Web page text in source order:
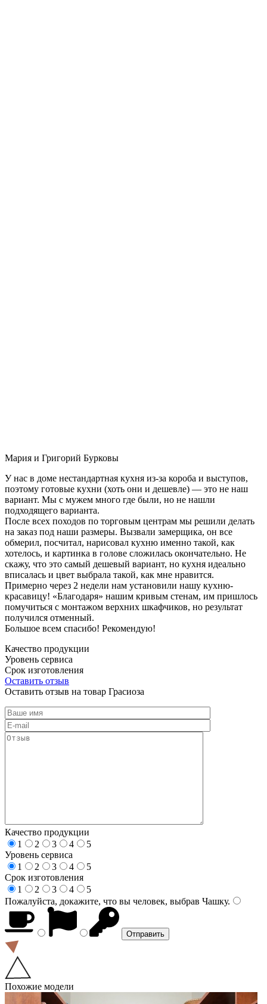
Мария и Григорий Бурковы
У нас в доме нестандартная кухня из-за короба и выступов,
поэтому готовые кухни (хоть они и дешевле) — это не наш
вариант. Мы с мужем много где были, но не нашли
подходящего варианта.
После всех походов по торговым центрам мы решили делать
на заказ под наши размеры. Вызвали замерщика, он все
обмерил, посчитал, нарисовал кухню именно такой, как
хотелось, и картинка в голове сложилась окончательно. Не
скажу, что это самый дешевый вариант, но кухня идеально
вписалась и цвет выбрала такой, как мне нравится.
Примерно через 2 недели нам установили нашу кухню-
красавицу! «Благодаря» нашим кривым стенам, им пришлось
помучиться с монтажом верхних шкафчиков, но результат
получился отменный.
Большое всем спасибо! Рекомендую!
Качество продукции
Уровень сервиса
Срок изготовления
Оставить отзыв
Оставить отзыв на товар Грасиоза
Качество продукции
1
2 3 4
5
Уровень сервиса
1
2 3 4
5
Срок изготовления
1
2 3 4
5
Пожалуйста, докажите, что вы человек, выбрав Чашку.
Похожие модели